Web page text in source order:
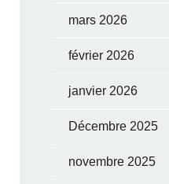
mars 2026
février 2026
janvier 2026
Décembre 2025
novembre 2025